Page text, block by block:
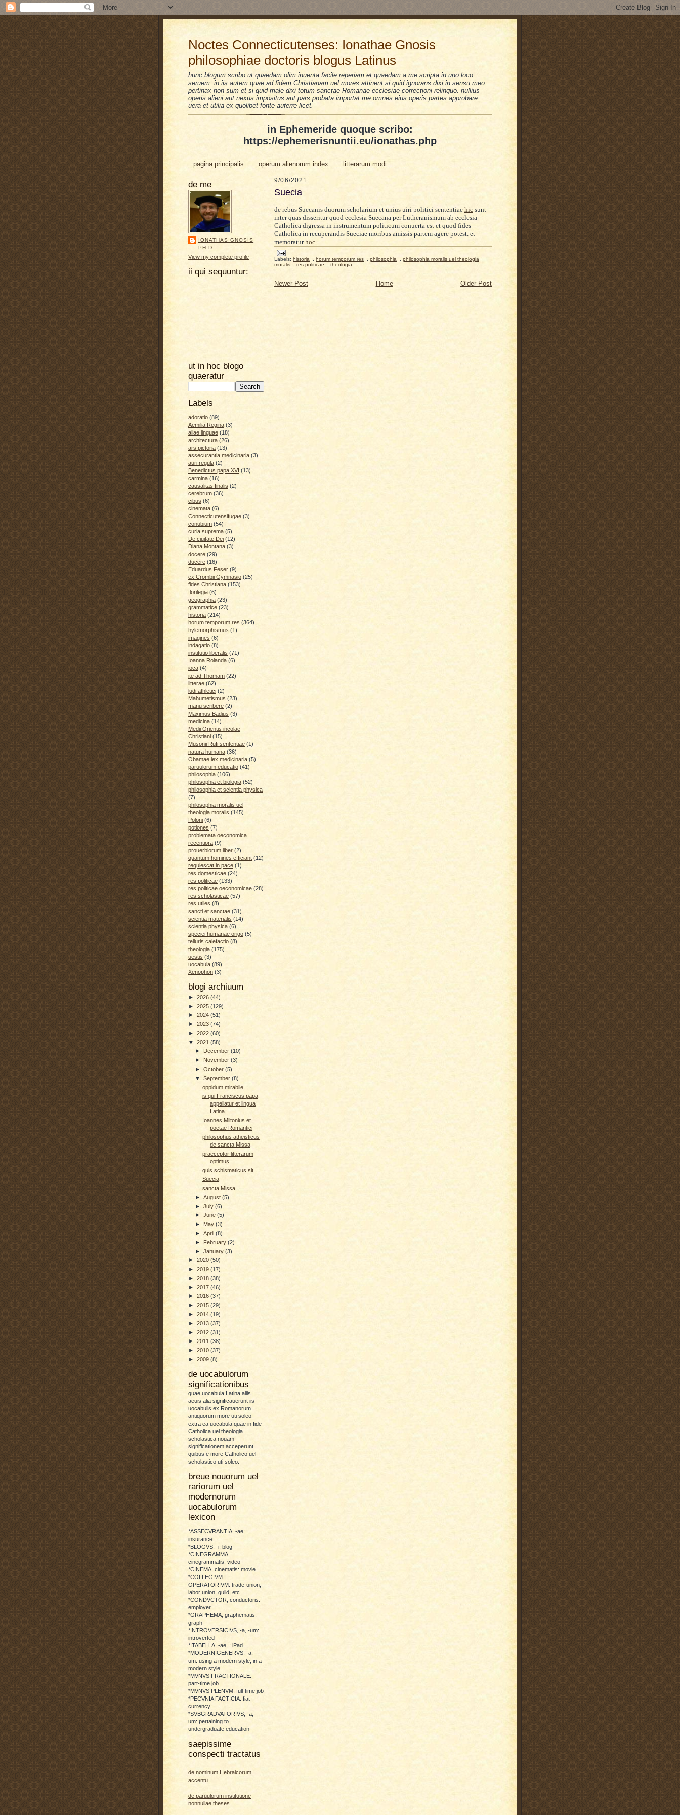
Noctes Connecticutenses: Ionathae Gnosis
philosophiae doctoris blogus Latinus
hunc blogum scribo ut quaedam olim inuenta facile reperiam et quaedam a me scripta in uno loco
seruem. in iis autem quae ad fidem Christianam uel mores attinent si quid ignorans dixi in sensu meo
pertinax non sum et si quid male dixi totum sanctae Romanae ecclesiae correctioni relinquo. nullius
operis alieni aut nexus impositus aut pars probata importat me omnes eius operis partes approbare.
uera et utilia ex quolibet fonte auferre licet.
in Ephemeride quoque scribo:
https://ephemerisnuntii.eu/ionathas.php
pagina principalis operum alienorum index litterarum modi
de me
IONATHAS GNOSIS
PH.D.
View my complete profile
ii qui sequuntur:
ut in hoc blogo
quaeratur
Labels
adoratio (89)
Aemilia Regina (3)
aliae linguae (18)
architectura (26)
ars pictoria (13)
assecurantia medicinaria (3)
auri regula (2)
Benedictus papa XVI (13)
carmina (16)
causalitas finalis (2)
cerebrum (36)
cibus (6)
cinemata (6)
Connecticutensifugae (3)
conubium (54)
curia suprema (5)
De ciuitate Dei (12)
Diana Montana (3)
docere (29)
ducere (16)
Eduardus Feser (9)
ex Crombii Gymnasio (25)
fides Christiana (153)
florilegia (6)
geographia (23)
grammatice (23)
historia (214)
horum temporum res (364)
hylemorphismus (1)
imagines (6)
indagatio (8)
institutio liberalis (71)
Ioanna Rolanda (6)
ioca (4)
ite ad Thomam (22)
litterae (62)
ludi athletici (2)
Mahumetismus (23)
manu scribere (2)
Maximus Badius (3)
medicina (14)
Medii Orientis incolae
Christiani (15)
Musonii Rufi sententiae (1)
natura humana (36)
Obamae lex medicinaria (5)
paruulorum educatio (41)
philosophia (106)
philosophia et biologia (52)
philosophia et scientia physica
(7)
philosophia moralis uel
theologia moralis (145)
Poloni (6)
potiones (7)
problemata oeconomica
recentiora (9)
prouerbiorum liber (2)
quantum homines efficiant (12)
requiescat in pace (1)
res domesticae (24)
res politicae (133)
res politicae oeconomicae (28)
res scholasticae (57)
res utiles (8)
sancti et sanctae (31)
scientia materialis (14)
scientia physica (6)
speciei humanae origo (5)
telluris calefactio (8)
theologia (175)
uestis (3)
uocabula (89)
Xenophon (3)
blogi archiuum
► 2026 (44)
► 2025 (129)
► 2024 (51)
► 2023 (74)
► 2022 (60)
▼ 2021 (58)
►
December(10)
► November(3)
►October(5)
▼September(8)
oppidum mirabile
is qui Franciscus papa
appellatur et lingua
Latina
Ioannes Miltonius et
poetae Romantici
philosophus atheisticus
de sancta Missa
praeceptor litterarum
optimus
quis schismaticus sit
Suecia
sancta Missa
►August(5)
►July(6)
►June(5)
► May(3)
►April(8)
► February(2)
►January(3)
► 2020 (50)
► 2019 (17)
► 2018 (38)
► 2017 (46)
► 2016 (37)
► 2015 (29)
► 2014 (19)
► 2013 (37)
► 2012 (31)
► 2011 (38)
► 2010 (37)
► 2009 (8)
de uocabulorum
significationibus
quae uocabula Latina aliis
aeuis alia significauerunt iis
uocabulis ex Romanorum
antiquorum more uti soleo
extra ea uocabula quae in fide
Catholica uel theologia
scholastica nouam
significationem acceperunt
quibus e more Catholico uel
scholastico uti soleo.
breue nouorum uel
rariorum uel
modernorum
uocabulorum
lexicon
*ASSECVRANTIA, -ae:
insurance
*BLOGVS, -i: blog
*CINEGRAMMA,
cinegrammatis: video
*CINEMA, cinematis: movie
*COLLEGIVM
OPERATORIVM: trade-union,
labor union, guild, etc.
*CONDVCTOR, conductoris:
employer
*GRAPHEMA, graphematis:
graph
*INTROVERSICIVS, -a, -um:
introverted
*ITABELLA, -ae, : iPad
*MODERNIGENERVS, -a, -
um: using a modern style, in a
modern style
*MVNVS FRACTIONALE:
part-time job
*MVNVS PLENVM: full-time job
*PECVNIA FACTICIA: fiat
currency
*SVBGRADVATORIVS, -a, -
um: pertaining to
undergraduate education
saepissime
conspecti tractatus
de nominum Hebraicorum
accentu
de paruulorum institutione
nonnullae theses
9/06/2021
Suecia
de rebus Suecanis duorum scholarium et unius uiri politici sententiae hic sunt
inter quas disseritur quod ecclesia Suecana per Lutheranismum ab ecclesia
Catholica digressa in instrumentum politicum conuerta est et quod fides
Catholica in recuperandis Sueciae moribus amissis partem agere potest. et
memoraturhoc
Labels: historia horum temporum res philosophia
philosophia moralis uel theologia
moralis
res politicae theologia
Newer Post Older Post
Home